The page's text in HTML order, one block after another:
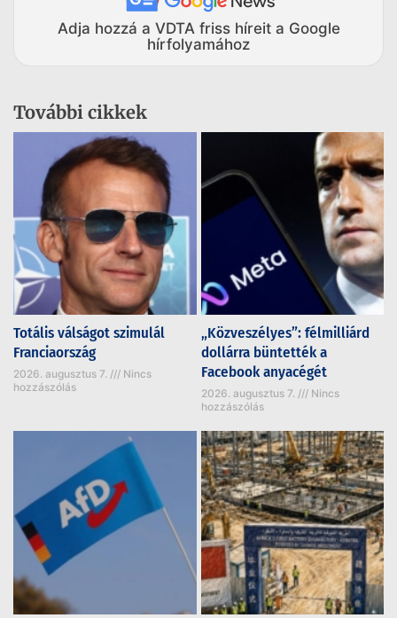
Adja hozzá a VDTA friss híreit a Google
hírfolyamához
További cikkek
Totális válságot szimulál
Franciaország
2026. augusztus 7.
Nincs
hozzászólás
„Közveszélyes”: félmilliárd
dollárra büntették a
Facebook anyacégét
2026. augusztus 7.
Nincs
hozzászólás